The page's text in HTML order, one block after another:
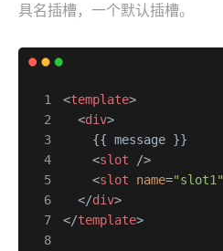
具名插槽，一个默认插槽。
<template>
<div>
    {{ message }}
<slot />
<slot name="slot1"
</div>
</template>